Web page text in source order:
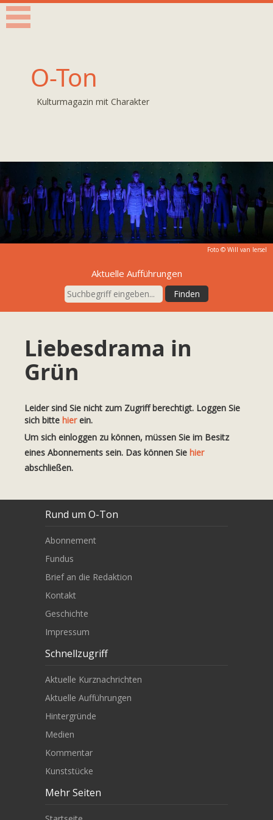
O-Ton
Kulturmagazin mit Charakter
Foto © Will van Iersel
Aktuelle Aufführungen
Liebesdrama in
Grün
Leider sind Sie nicht zum Zugriff berechtigt. Loggen Sie
sich bitte hierein.
Um sich einloggen zu können, müssen Sie im Besitz
eines Abonnements sein. Das können Sie hier
abschließen.
Rund um O-Ton
Abonnement
Fundus
Brief an die Redaktion
Kontakt
Geschichte
Impressum
Schnellzugriff
Aktuelle Kurznachrichten
Aktuelle Aufführungen
Hintergründe
Medien
Kommentar
Kunststücke
Mehr Seiten